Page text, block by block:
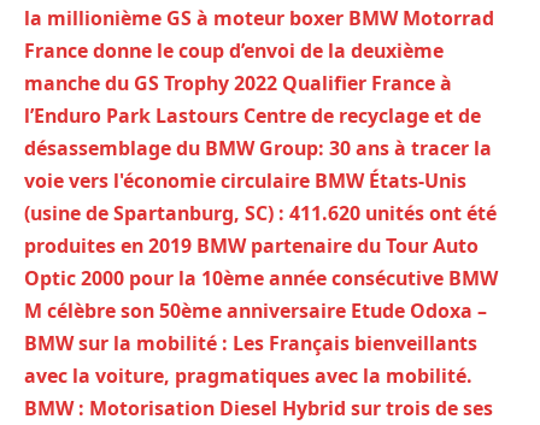
la millionième GS à moteur boxer BMW Motorrad
France donne le coup d’envoi de la deuxième
manche du GS Trophy 2022 Qualifier France à
l’Enduro Park Lastours Centre de recyclage et de
désassemblage du BMW Group: 30 ans à tracer la
voie vers l'économie circulaire BMW États-Unis
(usine de Spartanburg, SC) : 411.620 unités ont été
produites en 2019 BMW partenaire du Tour Auto
Optic 2000 pour la 10ème année consécutive BMW
M célèbre son 50ème anniversaire Etude Odoxa –
BMW sur la mobilité : Les Français bienveillants
avec la voiture, pragmatiques avec la mobilité.
BMW : Motorisation Diesel Hybrid sur trois de ses